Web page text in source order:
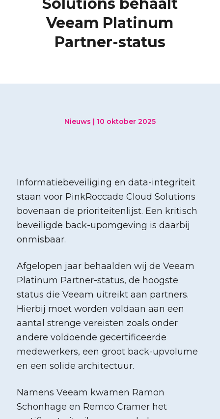
Solutions behaalt
Veeam Platinum
Partner-status
Nieuws | 10 oktober 2025
Informatiebeveiliging en data-integriteit
staan voor PinkRoccade Cloud Solutions
bovenaan de prioriteitenlijst. Een kritisch
beveiligde back-upomgeving is daarbij
onmisbaar.
Afgelopen jaar behaalden wij de Veeam
Platinum Partner-status, de hoogste
status die Veeam uitreikt aan partners.
Hierbij moet worden voldaan aan een
aantal strenge vereisten zoals onder
andere voldoende gecertificeerde
medewerkers, een groot back-upvolume
en een solide architectuur.
Namens Veeam kwamen Ramon
Schonhage en Remco Cramer het